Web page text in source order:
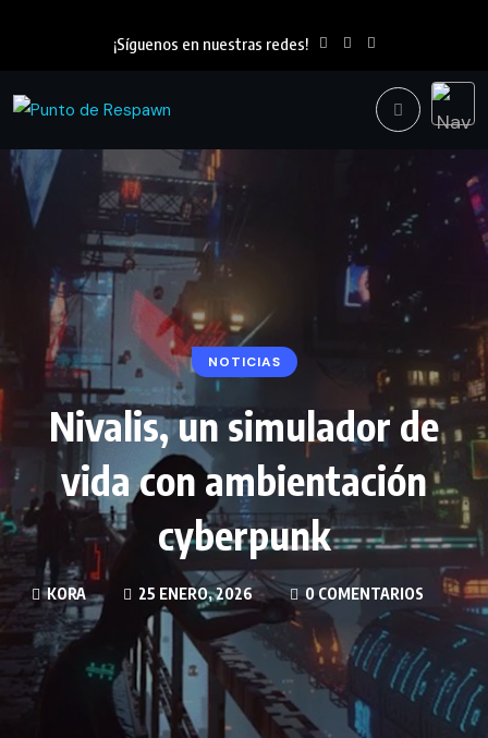
¡Síguenos en nuestras redes!
NOTICIAS
Nivalis, un simulador de
vida con ambientación
cyberpunk
KORA 25 ENERO, 2026 0 COMENTARIOS